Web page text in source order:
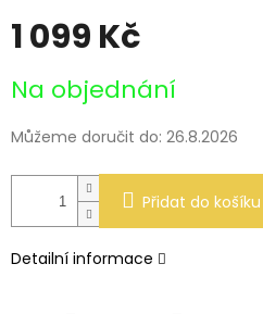
1 099 Kč
cena:
Na objednání
Můžeme doručit do: 26.8.2026
Přidat do košíku
Detailní informace